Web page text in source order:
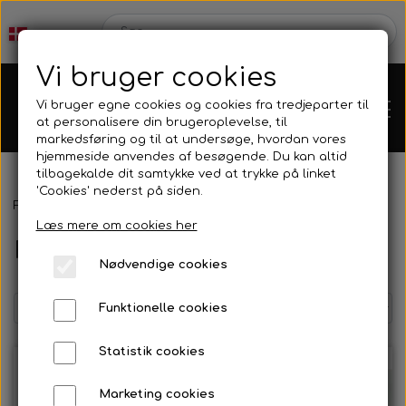
Karts
Mini kart
Motor
Forside
Vi bruger cookies
Vi bruger egne cookies og cookies fra tredjeparter til
at personalisere din brugeroplevelse, til
markedsføring og til at undersøge, hvordan vores
hjemmeside anvendes af besøgende. Du kan altid
tilbagekalde dit samtykke ved at trykke på linket
'Cookies' nederst på siden.
Læs mere om cookies her
Nødvendige cookies
Funktionelle cookies
Statistik cookies
Marketing cookies